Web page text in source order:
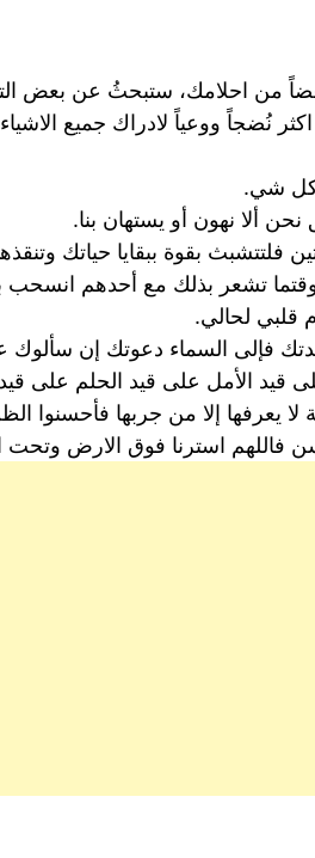
من احلامك، ستبحثُ عن بعض
نُضجاً ووعياً لادراك جميع الاشياء
كل شي.
ألا نهون أو يستهان بنا.
بقوة ببقايا حياتك
تشعر بذلك مع أحدهم انسحب
لحالي.
فإلى السماء دعوتك إن سألوك
قيد الأمل على قيد الحلم
إلا من جربها فأحسنوا
فاللهم استرنا فوق الارض